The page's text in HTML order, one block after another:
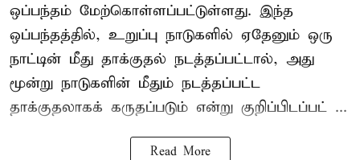
ஒப்பந்தம் மேற்கொள்ளப்பட்டுள்ளது. இந்த
ஒப்பந்தத்தில், உறுப்பு நாடுகளில் ஏதேனும் ஒரு
நாட்டின் மீது தாக்குதல் நடத்தப்பட்டால், அது
மூன்று நாடுகளின் மீதும் நடத்தப்பட்ட
தாக்குதலாகக் கருதப்படும் என்று குறிப்பிடப்பட் ...
Read More